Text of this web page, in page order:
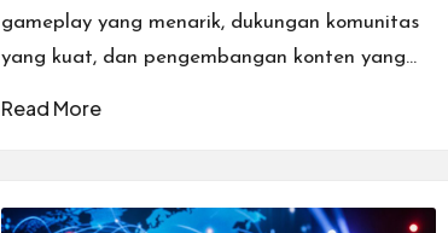
gameplay yang menarik, dukungan komunitas
yang kuat, dan pengembangan konten yang…
Read More